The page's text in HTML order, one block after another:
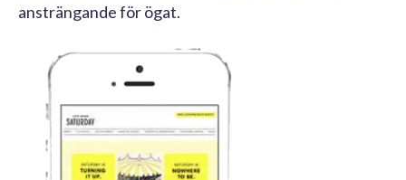
ansträngande för ögat.